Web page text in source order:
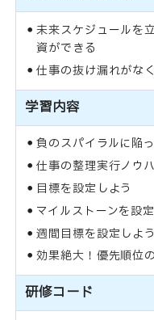
未来スケジュールを
資ができる
仕事の抜け漏れがな
学習内容
負のスパイラルに陥
仕事の整理実行ノウ
目標を設定しよう
マイルストーンを設
週間目標を設定しよう
効果絶大！優先順位
研修コード